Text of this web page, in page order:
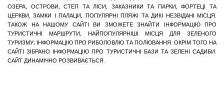
ОЗЕРА, ОСТРОВИ, СТЕП ТА ЛІСИ, ЗАКАЗНИКИ ТА ПАРКИ, ФОРТЕЦІ ТА
ЦЕРКВИ, ЗАМКИ І ПАЛАЦИ, ПОПУЛЯРНІ ПЛЯЖІ ТА ДИКІ НЕЗВІДАНІ МІСЦЯ.
ТАКОЖ НА НАШОМУ САЙТІ ВИ ЗМОЖЕТЕ ЗНАЙТИ ІНФОРМАЦІЮ ПРО
ТУРИСТИЧНІ МАРШРУТИ, НАЙПОПУЛЯРНІШІ МІСЦЯ ДЛЯ ЗЕЛЕНОГО
ТУРИЗМУ; ІНФОРМАЦІЮ ПРО РИБОЛОВЛЮ ТА ПОЛЮВАННЯ. ОКРІМ ТОГО НА
САЙТІ ЗІБРАНО ІНФОРМАЦІЮ ПРО ТУРИСТИЧНІ БАЗИ ТА ЗЕЛЕНІ САДИБИ.
САЙТ ДИНАМІЧНО РОЗВИВАЄТЬСЯ.